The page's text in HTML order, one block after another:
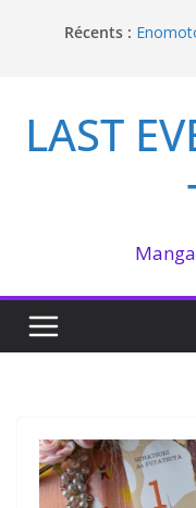
Récents :
I’m not
LAST